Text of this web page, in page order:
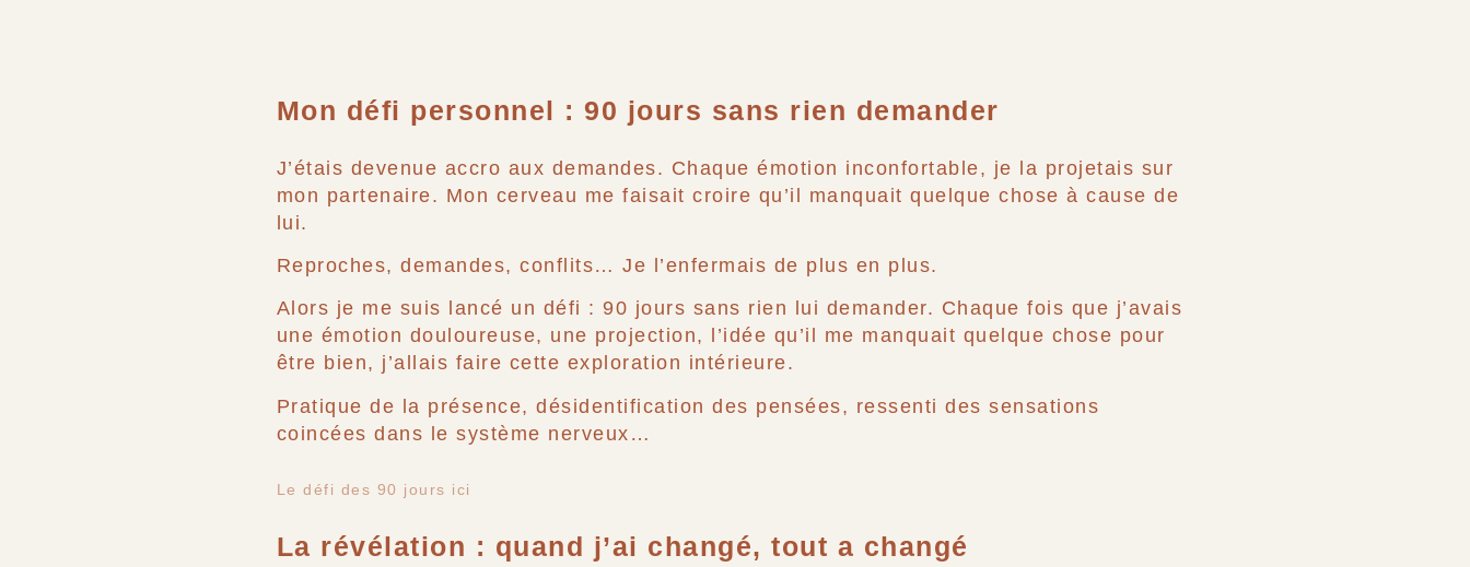
Mon défi personnel : 90 jours sans rien demander
J’étais devenue accro aux demandes. Chaque émotion inconfortable, je la projetais sur
mon partenaire. Mon cerveau me faisait croire qu’il manquait quelque chose à cause de
lui.
Reproches, demandes, conflits… Je l’enfermais de plus en plus.
Alors je me suis lancé un défi : 90 jours sans rien lui demander. Chaque fois que j’avais
une émotion douloureuse, une projection, l’idée qu’il me manquait quelque chose pour
être bien, j’allais faire cette exploration intérieure.
Pratique de la présence, désidentification des pensées, ressenti des sensations
coincées dans le système nerveux…
Le défi des 90 jours ici
La révélation : quand j’ai changé, tout a changé